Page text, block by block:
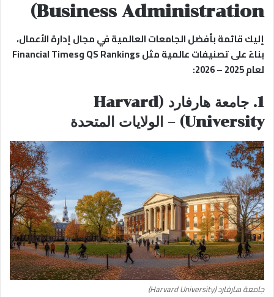
Business Administration)
إليك قائمة بأفضل الجامعات العالمية في مجال إدارة الأعمال،
بناءً على تصنيفات عالمية مثل QS Rankings وFinancial Times
لعام 2025 – 2026:
1. جامعة هارفارد (Harvard
University) – الولايات المتحدة
جامعة هارفارد (Harvard University)